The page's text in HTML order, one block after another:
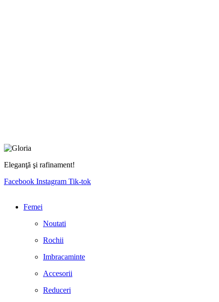
Eleganţă şi rafinament!
Facebook Instagram Tik-tok
Femei
Noutati
Rochii
Imbracaminte
Accesorii
Reduceri